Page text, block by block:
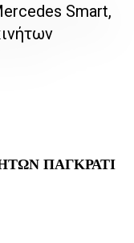
Smart,
ΠΑΓΚΡΑΤΙ